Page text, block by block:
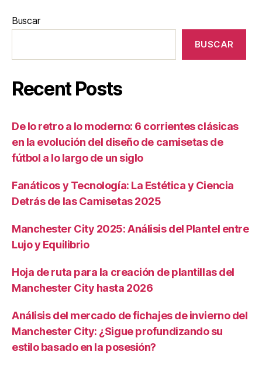
Buscar
BUSCAR
Recent Posts
De lo retro a lo moderno: 6 corrientes clásicas
en la evolución del diseño de camisetas de
fútbol a lo largo de un siglo
Fanáticos y Tecnología: La Estética y Ciencia
Detrás de las Camisetas 2025
Manchester City 2025: Análisis del Plantel entre
Lujo y Equilibrio
Hoja de ruta para la creación de plantillas del
Manchester City hasta 2026
Análisis del mercado de fichajes de invierno del
Manchester City: ¿Sigue profundizando su
estilo basado en la posesión?